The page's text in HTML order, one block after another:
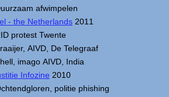
afwimpelen
- the Netherlands 2011
protest Twente
AIVD, De Telegraaf
imago AIVD, India
Infozine 2010
politie phishing